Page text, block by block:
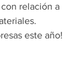
relación a
este año!